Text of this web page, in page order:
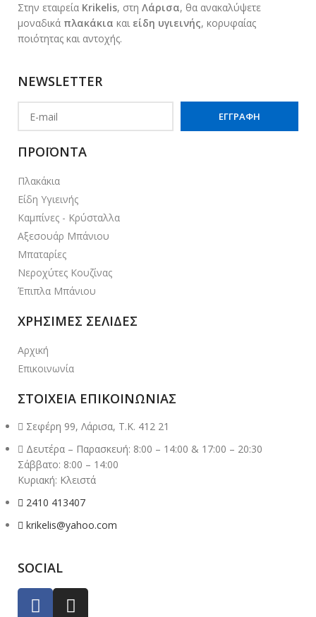
Στην εταιρεία Krikelis, στη Λάρισα, θα ανακαλύψετε
μοναδικά πλακάκια και είδη υγιεινής, κορυφαίας
ποιότητας και αντοχής.
NEWSLETTER
ΠΡΟΪΟΝΤΑ
Πλακάκια
Είδη Υγιεινής
Καμπίνες - Κρύσταλλα
Αξεσουάρ Μπάνιου
Μπαταρίες
Νεροχύτες Κουζίνας
Έπιπλα Μπάνιου
ΧΡΗΣΙΜΕΣ ΣΕΛΙΔΕΣ
Αρχική
Επικοινωνία
ΣΤΟΙΧΕΙΑ ΕΠΙΚΟΙΝΩΝΙΑΣ
Σεφέρη 99, Λάρισα, Τ.Κ. 412 21
Δευτέρα – Παρασκευή: 8:00 – 14:00 & 17:00 – 20:30
Σάββατο: 8:00 – 14:00
Κυριακή: Κλειστά
2410 413407
krikelis@yahoo.com
SOCIAL